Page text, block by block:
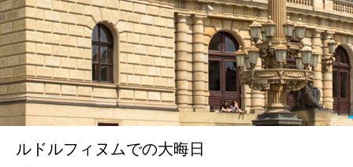
ルドルフィヌムでの大晦日